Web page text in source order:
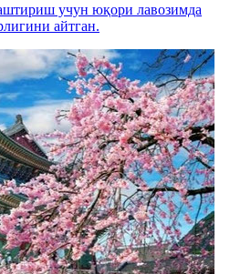
учун юқори лавозимда
айтган.